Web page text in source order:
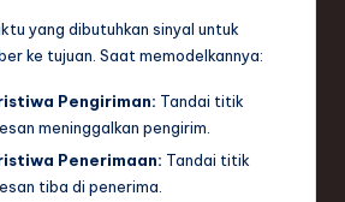
yang dibutuhkan sinyal untuk
ke tujuan. Saat memodelkannya:
Pengiriman: Tandai titik
meninggalkan pengirim.
Penerimaan: Tandai titik
tiba di penerima.